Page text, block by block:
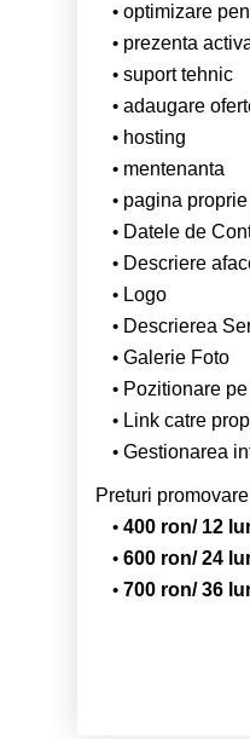
optimizare
prezenta
suport tehnic
adaugare
hosting
mentenanta
pagina
Datele de
Descriere
Logo
Descrierea
Galerie Foto
Pozitionare
Link catre
Gestionarea
Preturi
400 ron/ 12
600 ron/ 24
700 ron/ 36